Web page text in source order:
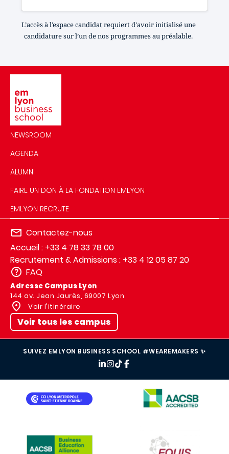
L’accès à l’espace candidat requiert d’avoir initialisé une
candidature sur l’un de nos programmes au préalable.
NEWSROOM
AGENDA
ALUMNI
FAIRE UN DON À LA FONDATION EMLYON
EMLYON RECRUTE
Contactez-nous
Accueil : +33 4 78 33 78 00
Recrutement & Admissions : +33 4 12 05 87 20
FAQ
Adresse Campus Lyon
144 av. Jean Jaurès, 69007 Lyon
Voir l'itinéraire
Voir tous les campus
SUIVEZ EMLYON BUSINESS SCHOOL #WEAREMAKERS ✨
IMAGE